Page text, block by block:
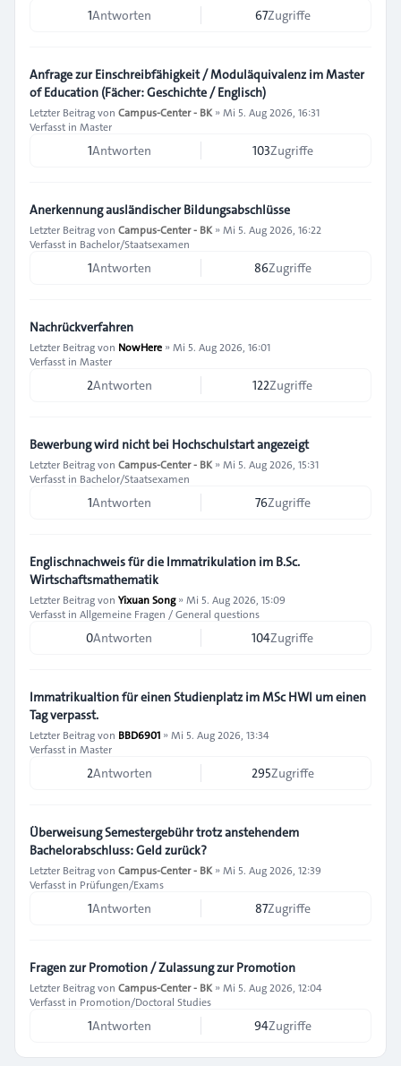
1Antworten 67Zugriffe
Anfrage zur Einschreibfähigkeit / Moduläquivalenz im Master
of Education (Fächer: Geschichte / Englisch)
Letzter Beitrag von Campus-Center - BK» Mi 5. Aug 2026, 16:31
Verfasst in Master
1Antworten 103Zugriffe
Anerkennung ausländischer Bildungsabschlüsse
Letzter Beitrag von Campus-Center - BK» Mi 5. Aug 2026, 16:22
Verfasst in Bachelor/Staatsexamen
1Antworten 86Zugriffe
Nachrückverfahren
Letzter Beitrag von NowHere » Mi 5. Aug 2026, 16:01
Verfasst in Master
2Antworten 122Zugriffe
Bewerbung wird nicht bei Hochschulstart angezeigt
Letzter Beitrag von Campus-Center - BK» Mi 5. Aug 2026, 15:31
Verfasst in Bachelor/Staatsexamen
1Antworten 76Zugriffe
Englischnachweis für die Immatrikulation im B.Sc.
Wirtschaftsmathematik
Letzter Beitrag von Yixuan Song» Mi 5. Aug 2026, 15:09
Verfasst in Allgemeine Fragen / General questions
0Antworten 104Zugriffe
Immatrikualtion für einen Studienplatz im MSc HWI um einen
Tag verpasst.
Letzter Beitrag von BBD6901 » Mi 5. Aug 2026, 13:34
Verfasst in Master
2Antworten 295Zugriffe
Überweisung Semestergebühr trotz anstehendem
Bachelorabschluss: Geld zurück?
Letzter Beitrag von Campus-Center - BK» Mi 5. Aug 2026, 12:39
Verfasst in Prüfungen/Exams
1Antworten 87Zugriffe
Fragen zur Promotion / Zulassung zur Promotion
Letzter Beitrag von Campus-Center - BK» Mi 5. Aug 2026, 12:04
Verfasst in Promotion/Doctoral Studies
1Antworten 94Zugriffe